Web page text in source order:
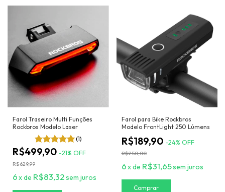
Farol Traseiro Multi Funções
Rockbros Modelo Laser
(1)
R$499,90 -21% OFF
R$629,99
6xde R$83,32sem juros
Farol para Bike Rockbros
Modelo FrontLight 250 Lúmens
R$189,90 -24% OFF
R$250,00
6xde R$31,65sem juros
Comprar